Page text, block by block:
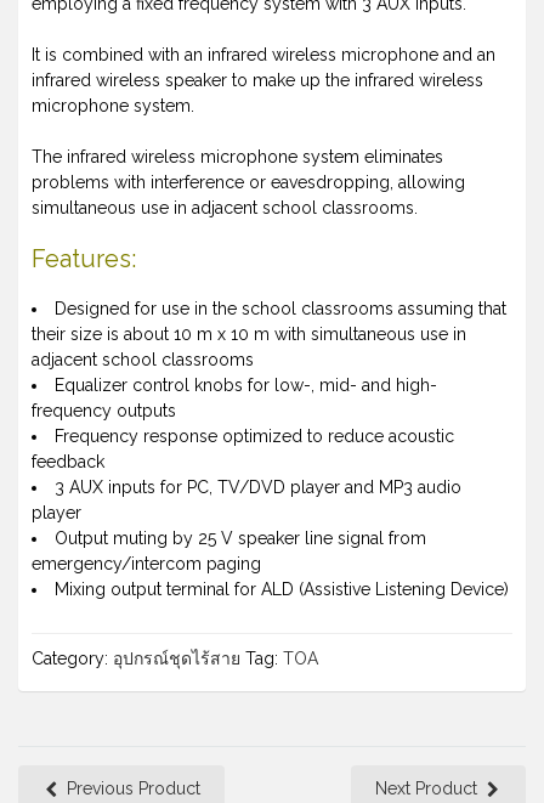
It is combined with an infrared wireless microphone and an
infrared wireless speaker to make up the infrared wireless
microphone system.
The infrared wireless microphone system eliminates
problems with interference or eavesdropping, allowing
simultaneous use in adjacent school classrooms.
Features:
Designed for use in the school classrooms assuming that
their size is about 10 m x 10 m with simultaneous use in
adjacent school classrooms
Equalizer control knobs for low-, mid- and high-
frequency outputs
Frequency response optimized to reduce acoustic
feedback
3 AUX inputs for PC, TV/DVD player and MP3 audio
player
Output muting by 25 V speaker line signal from
emergency/intercom paging
Mixing output terminal for ALD (Assistive Listening Device)
Category: อุปกรณ์ชุดไร้สาย Tag: TOA
Previous Product Next Product